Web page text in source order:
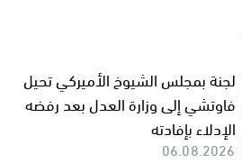
لجنة بمجلس الشيوخ الأميركي تحيل
فاوتشي إلى وزارة العدل بعد رفضه
الإدلاء بإفادته
06.08.2026